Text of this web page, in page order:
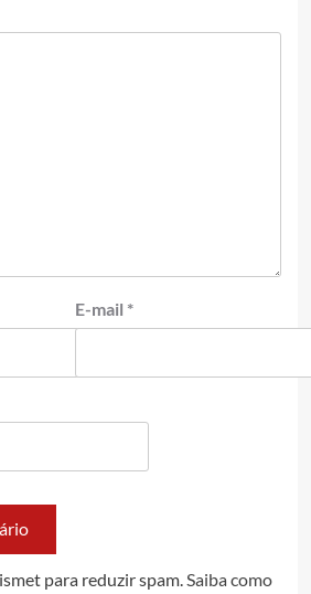
E-mail *
para reduzir spam. Saiba como